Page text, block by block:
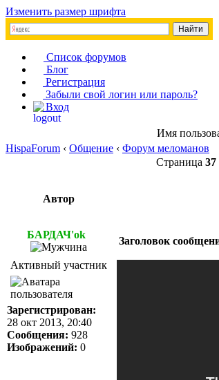
Изменить размер шрифта
Список форумов
Блог
Регистрация
Забыли свой логин или пароль?
Вход
Имя
HispaForum ‹ Общение ‹ Форум меломанов
Страница 37
Автор
БАРДАЧ'ok
Заголовок
Активный участник
Зарегистрирован:
28 окт 2013, 20:40
Сообщения: 928
Изображений: 0